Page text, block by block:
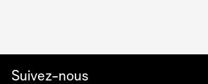
Suivez-nous